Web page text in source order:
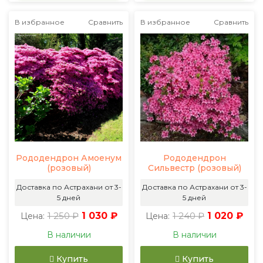
В избранное Сравнить
Рододендрон Амоенум
(розовый)
Доставка по Астрахани от 3-
5 дней
Цена: 1 250 ₽ 1 030 ₽
В наличии
Купить
В избранное Сравнить
Рододендрон
Сильвестр (розовый)
Доставка по Астрахани от 3-
5 дней
Цена: 1 240 ₽ 1 020 ₽
В наличии
Купить